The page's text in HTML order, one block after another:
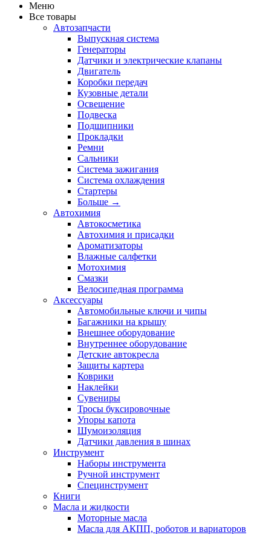
Меню
Все товары
Автозапчасти
Выпускная система
Генераторы
Датчики и электрические клапаны
Двигатель
Коробки передач
Кузовные детали
Освещение
Подвеска
Подшипники
Прокладки
Ремни
Сальники
Система зажигания
Система охлаждения
Стартеры
Больше →
Автохимия
Автокосметика
Автохимия и присадки
Ароматизаторы
Влажные салфетки
Мотохимия
Смазки
Велосипедная программа
Аксессуары
Автомобильные ключи и чипы
Багажники на крышу
Внешнее оборудование
Внутреннее оборудование
Детские автокресла
Защиты картера
Коврики
Наклейки
Сувениры
Тросы буксировочные
Упоры капота
Шумоизоляция
Датчики давления в шинах
Инструмент
Наборы инструмента
Ручной инструмент
Специнструмент
Книги
Масла и жидкости
Моторные масла
Масла для АКПП, роботов и вариаторов